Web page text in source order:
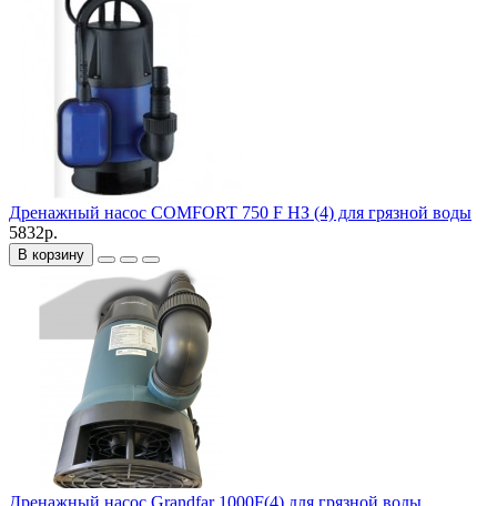
Дренажный насос COMFORT 750 F НЗ (4) для грязной воды
5832р.
В корзину
Дренажный насос Grandfar 1000F(4) для грязной воды